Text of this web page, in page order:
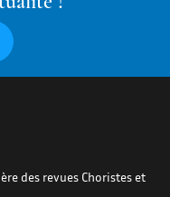
des revues Choristes et